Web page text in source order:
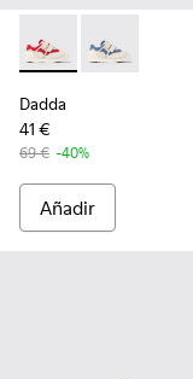
Dadda - K800630-
Dadda -
Dadda
41 €
69 € -40%
Añadir